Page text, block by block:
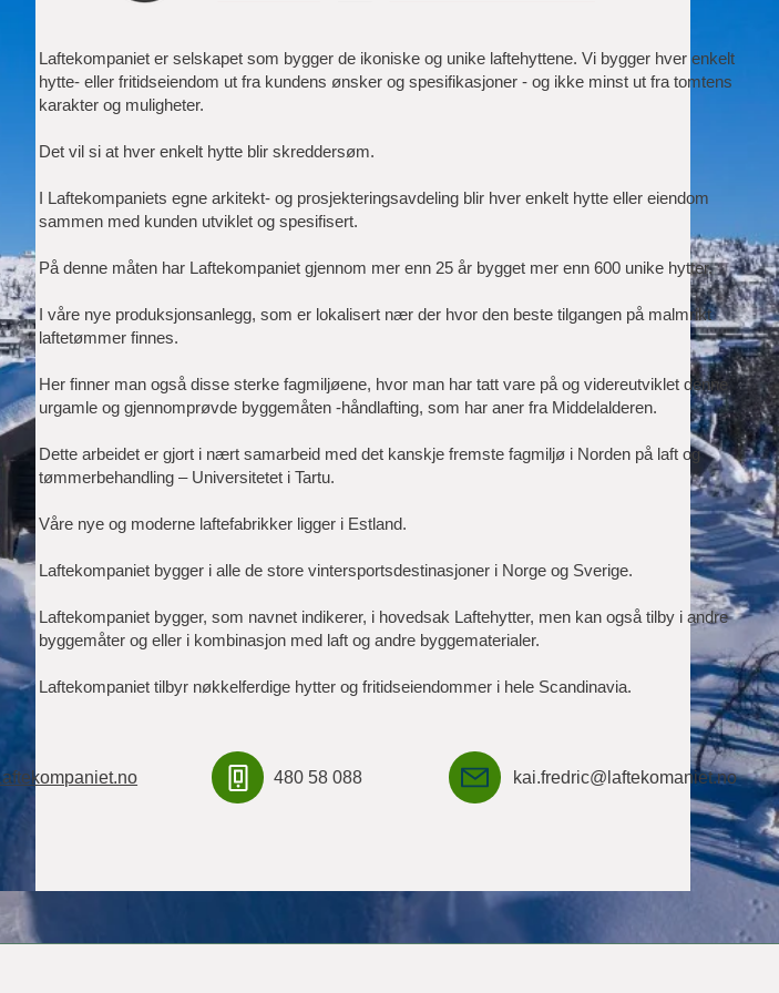
Laftekompaniet er selskapet som bygger de ikoniske og unike laftehyttene. Vi bygger hver enkelt
hytte- eller fritidseiendom ut fra kundens ønsker og spesifikasjoner - og ikke minst ut fra tomtens
karakter og muligheter.
Det vil si at hver enkelt hytte blir skreddersøm.
I Laftekompaniets egne arkitekt- og prosjekteringsavdeling blir hver enkelt hytte eller eiendom
sammen med kunden utviklet og spesifisert.
På denne måten har Laftekompaniet gjennom mer enn 25 år bygget mer enn 600 unike hytter.
I våre nye produksjonsanlegg, som er lokalisert nær der hvor den beste tilgangen på malmrikt
laftetømmer finnes.
Her finner man også disse sterke fagmiljøene, hvor man har tatt vare på og videreutviklet denne
urgamle og gjennomprøvde byggemåten -håndlafting, som har aner fra Middelalderen.
Dette arbeidet er gjort i nært samarbeid med det kanskje fremste fagmiljø i Norden på laft og
tømmerbehandling – Universitetet i Tartu.
Våre nye og moderne laftefabrikker ligger i Estland.
Laftekompaniet bygger i alle de store vintersportsdestinasjoner i Norge og Sverige.
Laftekompaniet bygger, som navnet indikerer, i hovedsak Laftehytter, men kan også tilby i andre
byggemåter og eller i kombinasjon med laft og andre byggematerialer.
Laftekompaniet tilbyr nøkkelferdige hytter og fritidseiendommer i hele Scandinavia.
Laftekompaniet.no 480 58 088 kai.fredric@laftekomaniet.no